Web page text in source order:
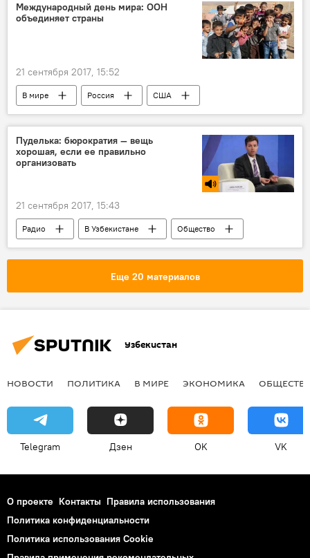
Международный день мира: ООН
объединяет страны
21 сентября 2017, 15:52
В мире Россия
США
Узбекистан
ООН
Генассамблея ООН
Пуделька: бюрократия — вещь
хорошая, если ее правильно
организовать
21 сентября 2017, 15:43
Радио В Узбекистане
Общество
Узбекистан
Правительство Узбекистана
Еще 20 материалов
Узбекистан
НОВОСТИ ПОЛИТИКА В МИРЕ ЭКОНОМИКА
Telegram Дзен OK VK
О проекте Контакты Правила использования
Политика конфиденциальности
Политика использования Cookie